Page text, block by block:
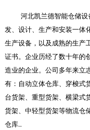
河北凯兰德智能仓储设
发、设计、生产和安装一体
生产设备，以及成熟的生产
证书。企业历经了数十年的
造业的企业。公司多年来立
有：自动立体仓库、穿梭式
台货架、重型货架、横梁式
货架、中轻型货架等物流仓
仓库…